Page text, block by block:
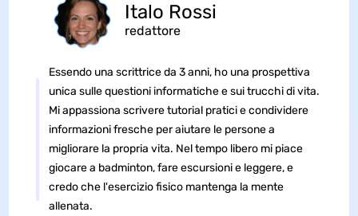
Italo Rossi
redattore
Essendo una scrittrice da 3 anni, ho una prospettiva
unica sulle questioni informatiche e sui trucchi di vita.
Mi appassiona scrivere tutorial pratici e condividere
informazioni fresche per aiutare le persone a
migliorare la propria vita. Nel tempo libero mi piace
giocare a badminton, fare escursioni e leggere, e
credo che l'esercizio fisico mantenga la mente
allenata.